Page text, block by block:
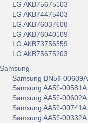
LG AKB75675303
LG AKB74475403
LG AKB76037608
LG AKB76040309
LG AKB73756559
LG AKB75675303
Samsung
Samsung BN59-00609A
Samsung AA59-00581А
Samsung AA59-00602A
Samsung AA59-00741A
Samsung AA59-00332A